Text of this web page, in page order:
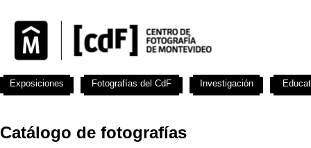
Catálogo de fotografías
Exposiciones Fotografías del CdF Investigación